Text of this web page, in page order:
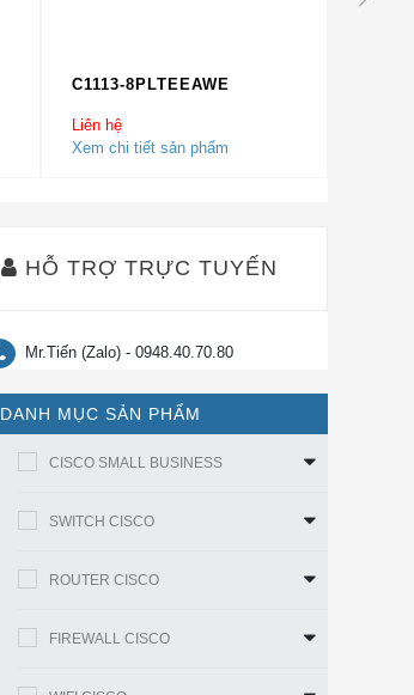
C1113-8PLTEEAWE
Liên hệ
Xem chi tiết sản phẩm
HỖ TRỢ TRỰC TUYẾN
Mr.Tiến (Zalo) - 0948.40.70.80
DANH MỤC SẢN PHẨM
CISCO SMALL BUSINESS
SWITCH CISCO
ROUTER CISCO
FIREWALL CISCO